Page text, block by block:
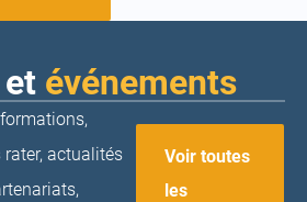
événements
actualités
Voir toutes
les